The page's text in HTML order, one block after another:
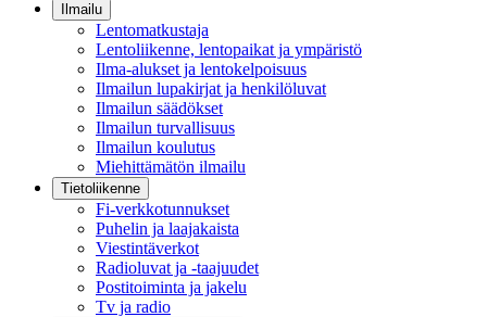
Ilmailu
Lentomatkustaja
Lentoliikenne, lentopaikat ja ympäristö
Ilma-alukset ja lentokelpoisuus
Ilmailun lupakirjat ja henkilöluvat
Ilmailun säädökset
Ilmailun turvallisuus
Ilmailun koulutus
Miehittämätön ilmailu
Tietoliikenne
Fi-verkkotunnukset
Puhelin ja laajakaista
Viestintäverkot
Radioluvat ja -taajuudet
Postitoiminta ja jakelu
Tv ja radio